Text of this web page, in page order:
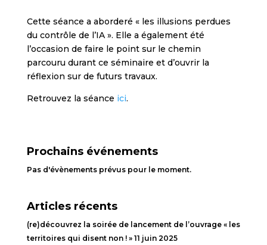
Cette séance a aborderé « les illusions perdues
du contrôle de l’IA ». Elle a également été
l’occasion de faire le point sur le chemin
parcouru durant ce séminaire et d’ouvrir la
réflexion sur de futurs travaux.
Retrouvez la séance ici.
Prochains événements
Pas d'évènements prévus pour le moment.
Articles récents
(re)découvrez la soirée de lancement de l’ouvrage « les
territoires qui disent non ! » 11 juin 2025